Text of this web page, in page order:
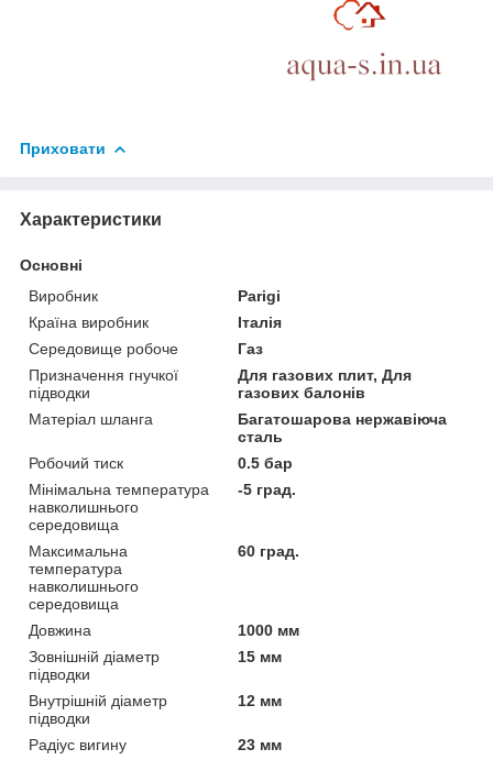
Приховати
Характеристики
Основні
Виробник
Parigi
Країна виробник
Італія
Середовище робоче
Газ
Призначення гнучкої
підводки
Для газових плит, Для
газових балонів
Матеріал шланга
Багатошарова нержавіюча
сталь
Робочий тиск
0.5 бар
Мінімальна температура
навколишнього
середовища
-5 град.
Максимальна
температура
навколишнього
середовища
60 град.
Довжина
1000 мм
Зовнішній діаметр
підводки
15 мм
Внутрішній діаметр
підводки
12 мм
Радіус вигину
23 мм